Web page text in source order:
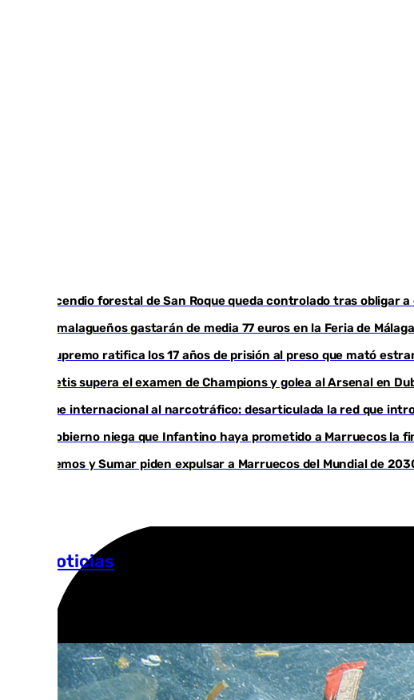
El incendio forestal de San Roque queda controlado tras obligar
Los malagueños gastarán de media 77 euros en la Feria de
El Supremo ratifica los 17 años de prisión al preso que mató
El Betis supera el examen de Champions y golea al Arsenal en
Golpe internacional al narcotráfico: desarticulada la red que
El Gobierno niega que Infantino haya prometido a Marruecos la
Podemos y Sumar piden expulsar a Marruecos del Mundial de
Más noticias